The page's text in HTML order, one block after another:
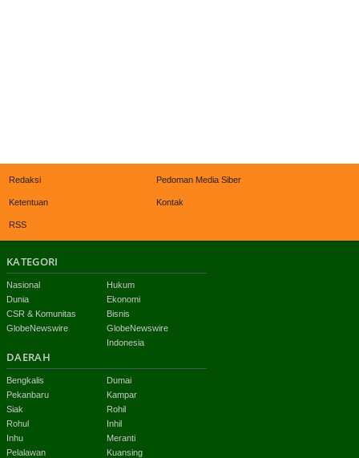
Redaksi Pedoman Media Siber
Ketentuan Kontak
RSS
KATEGORI
Nasional
Hukum
Dunia
Ekonomi
CSR & Komunitas
Bisnis
GlobeNewswire
GlobeNewswire
Indonesia
DAERAH
Bengkalis
Dumai
Pekanbaru
Kampar
Siak
Rohil
Rohul
Inhil
Inhu
Meranti
Pelalawan
Kuansing